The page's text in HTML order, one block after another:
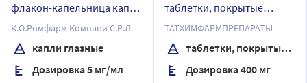
флакон-капельница капли
глазные 5 мл
К.О.Ромфарм Компани С.Р.Л.
капли глазные
Дозировка 5 мг/мл
таблетки, покрытые
пленочной оболочкой
ТАТХИМФАРМПРЕПАРАТЫ
таблетки, покрытые пленочной оболочкой
Дозировка 400 мг